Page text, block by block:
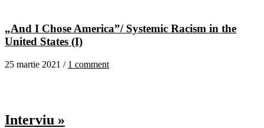
„And I Chose America”/ Systemic Racism in the
United States (I)
25 martie 2021 / 1 comment
Interviu »